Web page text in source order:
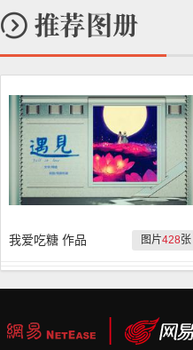
图片428张
我爱吃糖 作品